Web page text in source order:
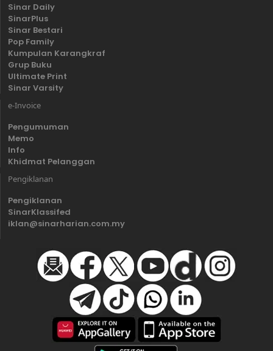
Sinar Daily
SinarPlus
Sinar Bestari
Pop Family
Kumpulan Karangkraf
Grup Buku
Ultimate Print
Sinar Varsity
e-Invoice
Pengumuman
Memo
Info
Khidmat Pelanggan
Pengiklanan
Pengiklanan
SinarKlassifed
iklan@sinarharian.com.my